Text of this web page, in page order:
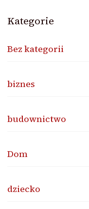
Kategorie
Bez kategorii
biznes
budownictwo
Dom
dziecko